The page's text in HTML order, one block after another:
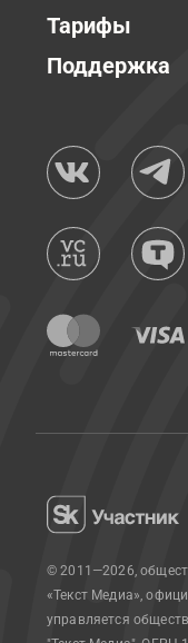
Тарифы
Поддержка
© 2011—2026,
«Текст Медиа»,
управляется